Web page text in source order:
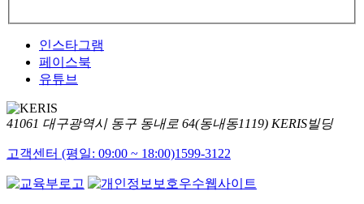
인스타그램
페이스북
유튜브
41061 대구광역시 동구 동내로 64(동내동1119) KERIS빌딩
고객센터 (평일: 09:00 ~ 18:00)1599-3122